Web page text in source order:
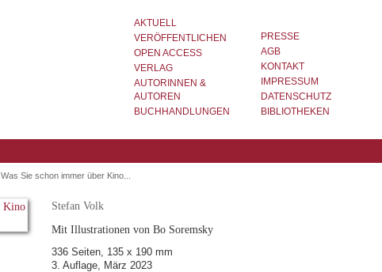
AKTUELL
VERÖFFENTLICHEN
OPEN ACCESS
VERLAG
AUTORINNEN &
AUTOREN
BUCHHANDLUNGEN
PRESSE
AGB
KONTAKT
IMPRESSUM
DATENSCHUTZ
BIBLIOTHEKEN
Was Sie schon immer über Kino...
Stefan Volk
Mit Illustrationen von Bo Soremsky
336 Seiten, 135 x 190 mm
3. Auflage, März 2023